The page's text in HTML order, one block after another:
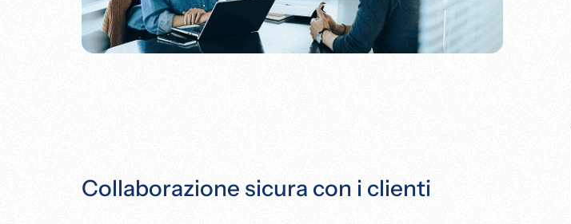
Collaborazione sicura con i clienti